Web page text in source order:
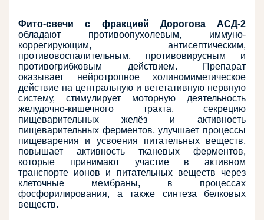
обладают противоопухолевым, иммуно-
коррегирующим, антисептическим,
противовоспалительным, противовирусным и
противогрибковым действием. Препарат
оказывает нейротропное холиномиметическое
действие на центральную и вегетативную нервную
систему, стимулирует моторную деятельность
желудочно-кишечного тракта, секрецию
пищеварительных желёз и активность
пищеварительных ферментов, улучшает процессы
пищеварения и усвоения питательных веществ,
повышает активность тканевых ферментов,
которые принимают участие в активном
транспорте ионов и питательных веществ через
клеточные мембраны, в процессах
фосфорилирования, а также синтеза белковых
веществ.